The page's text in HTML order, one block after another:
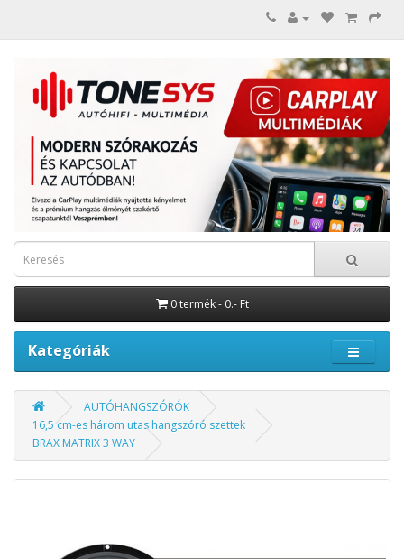
0 termék - 0.- Ft
Kategóriák
AUTÓHANGSZÓRÓK
16,5 cm-es három utas hangszóró szettek
BRAX MATRIX 3 WAY